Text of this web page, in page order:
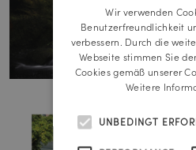
Wir verwenden
Benutzerfreundlichkeit
verbessern. Durch die
Webseite stimmen Sie
Cookies gemäß unserer
Weitere
UNBEDINGT